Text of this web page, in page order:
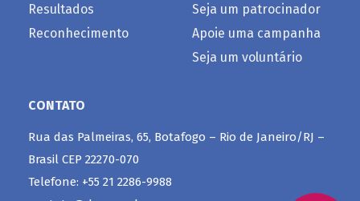
Resultados
Reconhecimento
Seja um patrocinador
Apoie uma campanha
Seja um voluntário
CONTATO
Rua das Palmeiras, 65, Botafogo – Rio de Janeiro/RJ –
Brasil CEP 22270-070
Telefone: +55 21 2286-9988